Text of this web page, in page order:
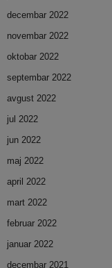
decembar 2022
novembar 2022
oktobar 2022
septembar 2022
avgust 2022
jul 2022
jun 2022
maj 2022
april 2022
mart 2022
februar 2022
januar 2022
decembar 2021